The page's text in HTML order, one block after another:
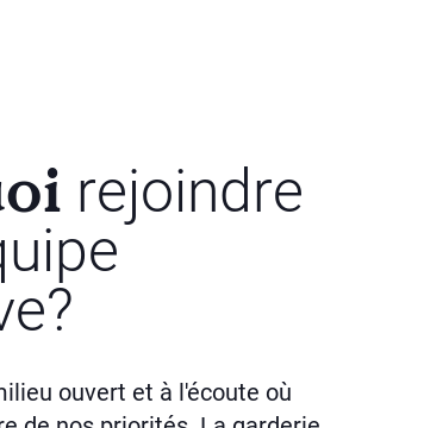
rejoindre
ouvert et à l'écoute où